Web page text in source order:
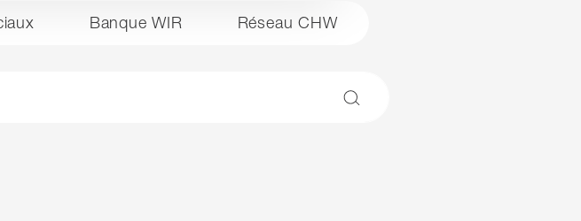
Banque WIR Réseau CHW
Rechercher